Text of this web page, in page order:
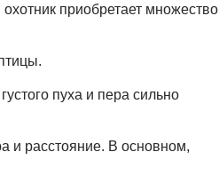
приобретает множество
пуха и пера сильно
и расстояние. В основном,